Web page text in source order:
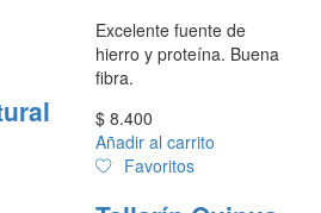
Excelente fuente de
hierro y proteína. Buena
fibra.
$ 8.400
Añadir al carrito
Favoritos